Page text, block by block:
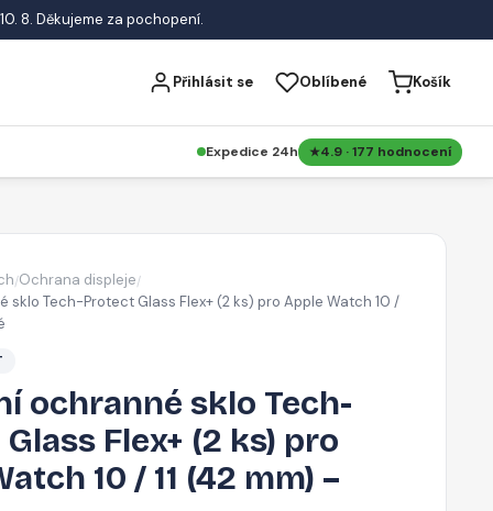
8. Děkujeme za pochopení.
Přihlásit se Oblíbené Košík
Expedice 24h 4.9 · 177 hodnocení
/Ochrana displeje/
sklo Tech-Protect Glass Flex+ (2 ks) pro Apple Watch 10 /
ochranné sklo Tech-
Flex+ (2 ks) pro
10 / 11 (42 mm) –